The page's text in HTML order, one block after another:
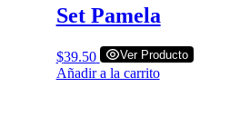
Set Pamela
$39.50 Ver Producto
Añadir a la carrito